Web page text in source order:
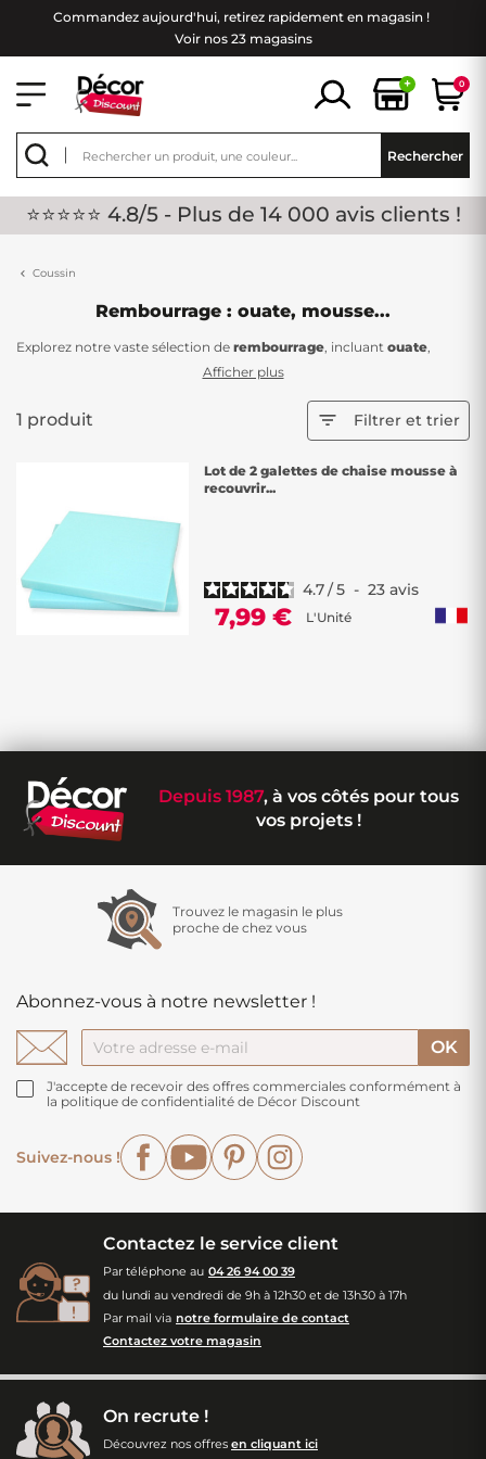
Commandez aujourd'hui, retirez rapidement en magasin !
Voir nos 23 magasins
+ 0
Rechercher
⭐⭐⭐⭐⭐ 4.8/5 - Plus de 14 000 avis clients !
Coussin
Rembourrage : ouate, mousse...
Explorez notre vaste sélection de rembourrage, incluant ouate,
et bien plus, à prix bas et de bonne qualité chez Décor
ameublement, pour l'habillement ou la décoration, notre
rembourrage est la matière indispensable pour doubler, garnir ou
qualité de nos matériaux de rembourrage pour répondre à vos
besoins créatifs. Que vous soyez passionné par la couture,
l'ameublement ou la décoration, notre
offre des options polyvalentes pour vos projets DIY.
Que vous souhaitiez créer des coussins moelleux ou réaliser des
projets de décoration uniques, nous avons les matériaux qu'il vous
Afficher plus
1 produit  Filtrer et trier
Lot de 2 galettes de chaise mousse à
recouvrir...
4.7/5 - 23 avis
7,99 € L'Unité
Depuis 1987, à vos côtés pour tous
vos projets !
Trouvez le magasin le plus
proche de chez vous
Abonnez-vous à notre newsletter !
J'accepte de recevoir des offres commerciales conformément à
la politique de confidentialité de Décor Discount
Suivez-nous !
FacebookYouTubePinterest
Contactez le service client
Par téléphone au 04 26 94 00 39
du lundi au vendredi de 9h à 12h30 et de 13h30 à 17h
Par mail via notre formulaire de contact
Contactez votre magasin
On recrute !
Découvrez nos offres en cliquant ici